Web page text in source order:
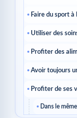
Faire du sport à
Utiliser des
Profiter des
Avoir toujours
Profiter de ses
Dans le